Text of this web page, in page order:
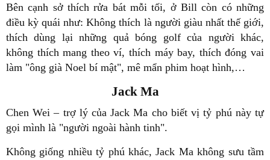
Bên cạnh sở thích rửa bát mỗi tối, ở Bill còn có những
điều kỳ quái như: Không thích là người giàu nhất thế giới,
thích dùng lại những quả bóng golf của người khác,
không thích mang theo ví, thích máy bay, thích đóng vai
làm "ông già Noel bí mật", mê mẩn phim hoạt hình,…
Jack Ma
Chen Wei – trợ lý của Jack Ma cho biết vị tỷ phú này tự
gọi mình là "người ngoài hành tinh".
Không giống nhiều tỷ phú khác, Jack Ma không sưu tầm